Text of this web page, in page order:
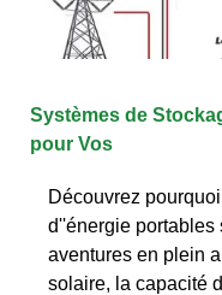
Systèmes de
pour Vos
Découvrez
d''énergie portables
aventures en plein
solaire, la capacité